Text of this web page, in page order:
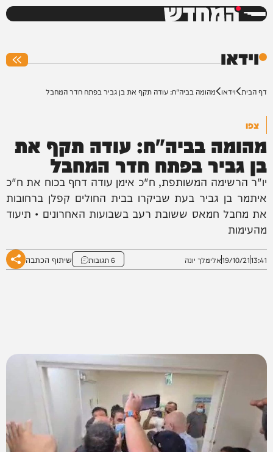
המחדש
וידאו
דף הבית וידאו מהומה בביה"ח: עודה תקף את בן גביר בפתח חדר המחבל
צפו
מהומה בביה"ח: עודה תקף את
בן גביר בפתח חדר המחבל
יו"ר הרשימה המשותפת, ח"כ אימן עודה דחף בכוח את ח"כ
איתמר בן גביר בעת שביקרו בבית החולים קפלן ברחובות
את מחבל חמאס ששובת רעב בשבועות האחרונים • תיעוד
מהעימות
13:41
19/10/21אלימלך יונה 6 תגובות שיתוף הכתבה